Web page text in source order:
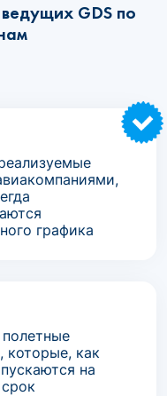
GDS по
графика
которые, как
на